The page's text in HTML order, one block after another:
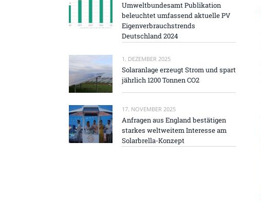
Umweltbundesamt Publikation
beleuchtet umfassend aktuelle PV
Eigenverbrauchstrends
Deutschland 2024
1. DEZEMBER 2025
Solaranlage erzeugt Strom und spart
jährlich 1200 Tonnen CO2
17. NOVEMBER 2025
Anfragen aus England bestätigen
starkes weltweitem Interesse am
Solarbrella-Konzept